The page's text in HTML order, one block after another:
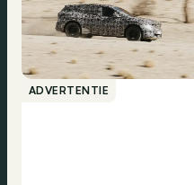
ADVERTENTIE